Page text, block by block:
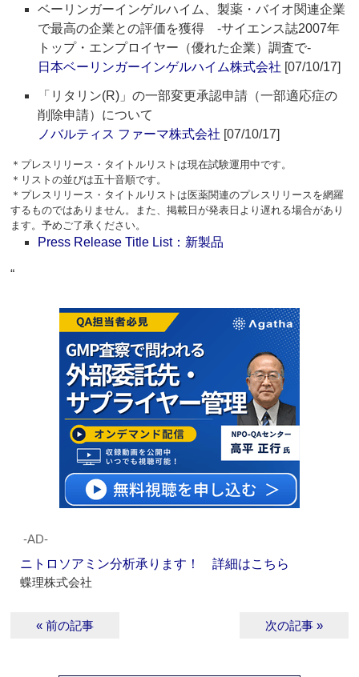
ベーリンガーインゲルハイム、製薬・バイオ関連企業
で最高の企業との評価を獲得 -サイエンス誌2007年
トップ・エンプロイヤー（優れた企業）調査で-
日本ベーリンガーインゲルハイム株式会社 [07/10/17]
「リタリン(R)」の一部変更承認申請（一部適応症の
削除申請）について
ノバルティス ファーマ株式会社 [07/10/17]
＊プレスリリース・タイトルリストは現在試験運用中です。
＊リストの並びは五十音順です。
＊プレスリリース・タイトルリストは医薬関連のプレスリリースを網羅
するものではありません。また、掲載日が発表日より遅れる場合があり
ます。予めご了承ください。
Press Release Title List：新製品
“
‐AD‐
ニトロソアミン分析承ります！ 詳細はこちら
蝶理株式会社
« 前の記事 次の記事 »